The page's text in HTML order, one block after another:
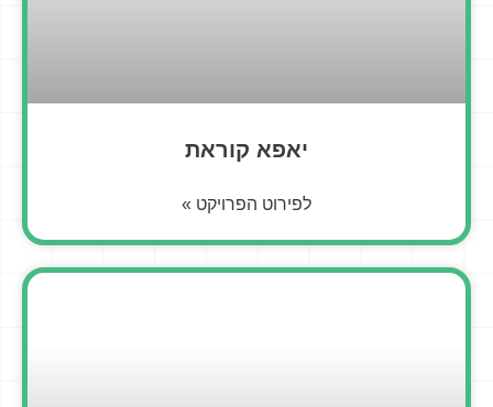
יאפא קוראת
לפירוט הפרויקט »